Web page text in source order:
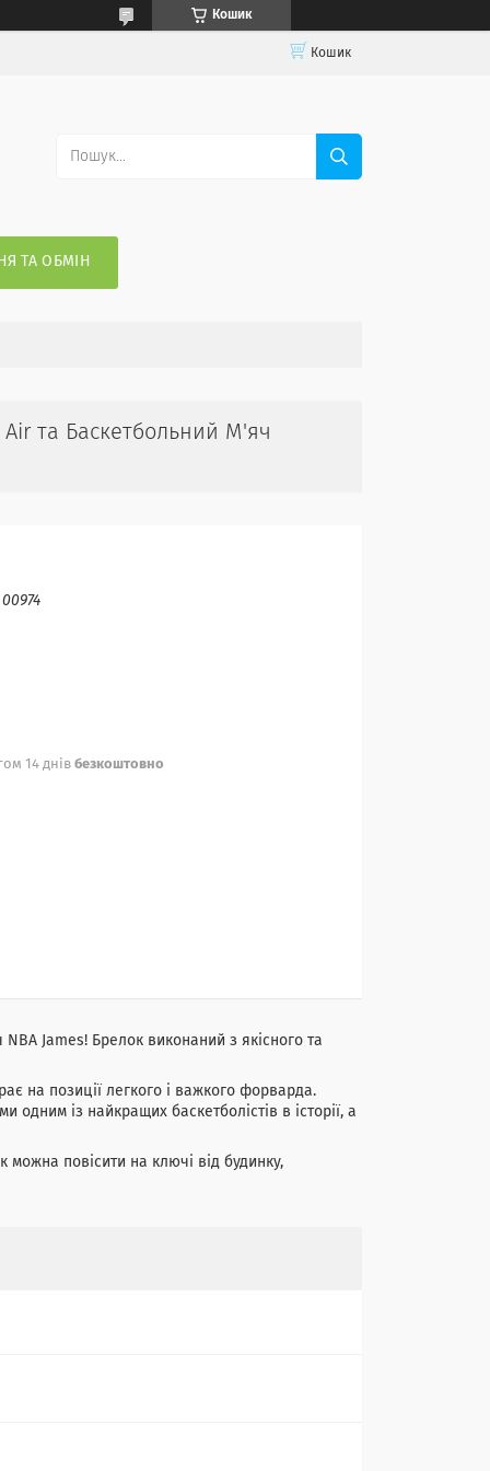
Кошик
Кошик
ТА ОБМІН
Air та Баскетбольний М'яч
00974
14 днів безкоштовно
James! Брелок виконаний з якісного та
на позиції легкого і важкого форварда.
із найкращих баскетболістів в історії, а
можна повісити на ключі від будинку,